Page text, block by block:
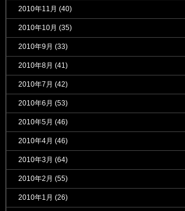
2010年11月 (40)
2010年10月 (35)
2010年9月 (33)
2010年8月 (41)
2010年7月 (42)
2010年6月 (53)
2010年5月 (46)
2010年4月 (46)
2010年3月 (64)
2010年2月 (55)
2010年1月 (26)